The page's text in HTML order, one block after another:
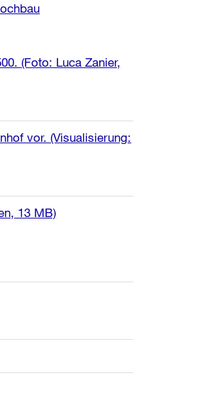
(Foto: Luca Zanier,
vor. (Visualisierung:
13 MB)